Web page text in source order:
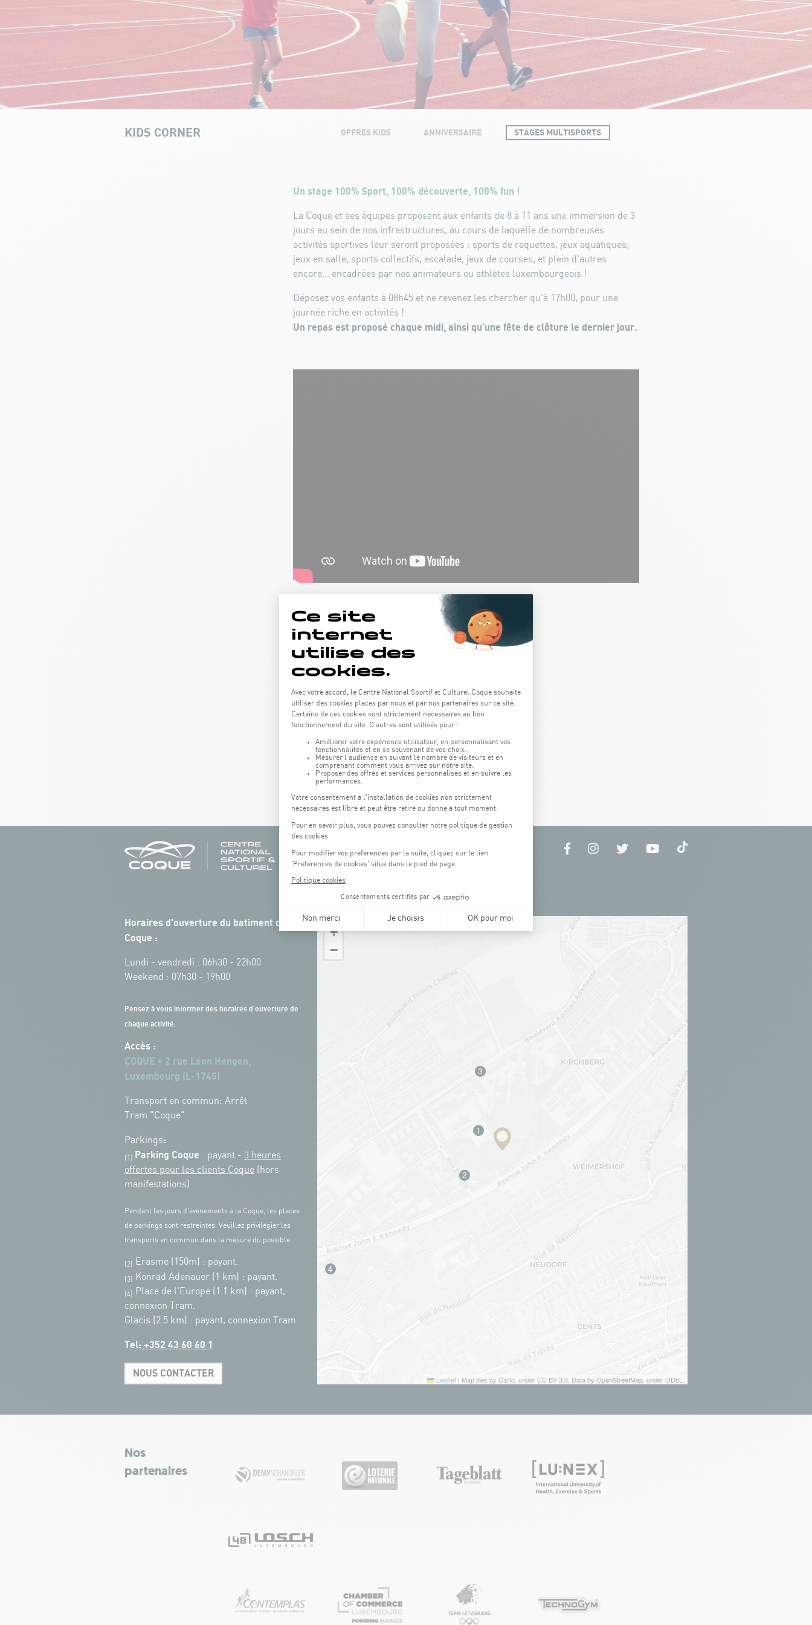
KIDS CORNER OFFRES KIDS ANNIVERSAIRE STAGES MULTISPORTS
Un stage 100% Sport, 100% découverte, 100% fun !
La Coque et ses équipes proposent aux enfants de 8 à 11 ans une immersion de 3
jours au sein de nos infrastructures, au cours de laquelle de nombreuses
activités sportives leur seront proposées : sports de raquettes, jeux aquatiques,
jeux en salle, sports collectifs, escalade, jeux de courses, et plein d'autres
encore... encadrées par nos animateurs ou athlètes luxembourgeois !
Déposez vos enfants à 08h45 et ne revenez les chercher qu'à 17h00, pour une
journée riche en activités !
Un repas est proposé chaque midi, ainsi qu'une fête de clôture le dernier jour.
Vacances de Toussaint & Pâques
Journées de 08h45 à 17h00
Repas de midi et fête de clôture inclus.
Tarif : 239€
Prochaine édition : novembre 2026
Horaires d'ouverture du batiment de la
Coque :
Lundi - vendredi : 06h30 - 22h00
Weekend : 07h30 - 19h00
Pensez à vous informer des horaires d'ouverture de
chaque activité.
Accès :
COQUE • 2 rue Léon Hengen,
Luxembourg (L-1745)
Transport en commun: Arrêt
Tram "Coque"
Parkings:
(1) Parking Coque : payant - 3 heures
offertes pour les clients Coque (hors
manifestations)
Pendant les jours d'événements à la Coque, les places
de parkings sont restreintes. Veuillez privilégier les
transports en commun dans la mesure du possible.
(2) Erasme (150m) : payant.
(3) Konrad Adenauer (1 km) : payant.
(4)
Place de l'Europe (1.1 km) : payant,
connexion Tram.
Glacis (2.5 km) : payant, connexion Tram.
Tel: +352 43 60 60 1
NOUS CONTACTER
+
−
Leaflet | Map tiles by Carto, under CC BY 3.0. Data by OpenStreetMap, under ODbL.
Nos
partenaires